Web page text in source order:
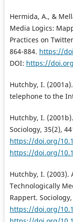
Hermida, A., &
Media Logics:
Practices on
864-884. https://
DOI: https://
Hutchby, I.
telephone to the
Hutchby, I.
Sociology, 35(2),
https://doi.org/
https://doi.org/
Hutchby, I. (2003).
Technologically
Rappert.
https://doi.org/